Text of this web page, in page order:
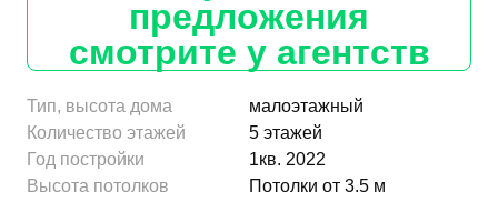
предложения
смотрите у агентств
Тип, высота дома
малоэтажный
Количество этажей
5 этажей
Год постройки
1кв. 2022
Высота потолков
Потолки от 3.5 м